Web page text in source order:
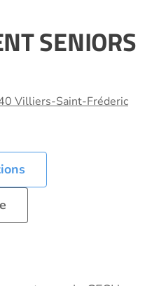
SENIORS
Villiers-Saint-Fréderic